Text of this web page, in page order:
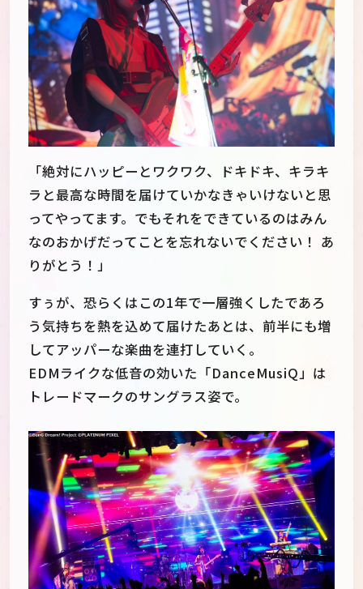
「絶対にハッピーとワクワク、ドキドキ、キラキ
ラと最高な時間を届けていかなきゃいけないと思
ってやってます。でもそれをできているのはみん
なのおかげだってことを忘れないでください！ あ
りがとう！」
すぅが、恐らくはこの1年で一層強くしたであろ
う気持ちを熱を込めて届けたあとは、前半にも増
してアッパーな楽曲を連打していく。
EDMライクな低音の効いた「DanceMusiQ」は
トレードマークのサングラス姿で。